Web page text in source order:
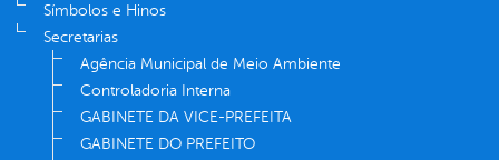
Símbolos e Hinos
Secretarias
Agência Municipal de Meio Ambiente
Controladoria Interna
GABINETE DA VICE-PREFEITA
GABINETE DO PREFEITO